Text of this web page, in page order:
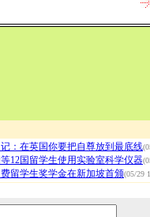
：在英国你要把自尊放到最底线
12国留学生使用实验室科学仪器
留学生奖学金在新加坡首颁(05/29